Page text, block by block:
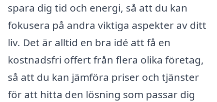
spara dig tid och energi, så att du kan
fokusera på andra viktiga aspekter av ditt
liv. Det är alltid en bra idé att få en
kostnadsfri offert från flera olika företag,
så att du kan jämföra priser och tjänster
för att hitta den lösning som passar dig